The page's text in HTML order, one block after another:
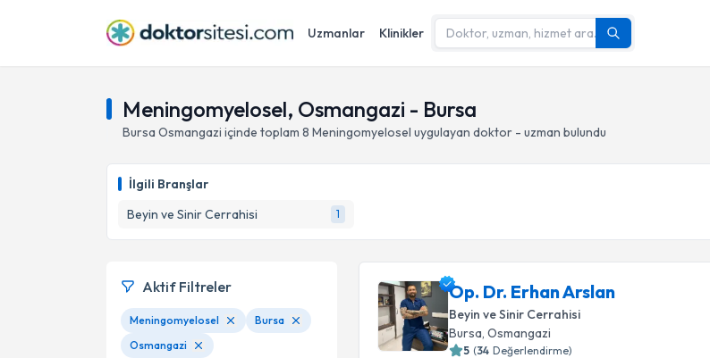
Uzmanlar Klinikler
Meningomyelosel, Osmangazi - Bursa
Bursa Osmangazi içinde toplam 8 Meningomyelosel uygulayan doktor - uzman bulundu
İlgili Branşlar
Beyin ve Sinir Cerrahisi
1
Op. Dr. Erhan Arslan
Beyin ve Sinir Cerrahisi
Bursa, Osmangazi
5 (34 Değerlendirme)
Aktif Filtreler
Meningomyelosel
Bursa
Osmangazi